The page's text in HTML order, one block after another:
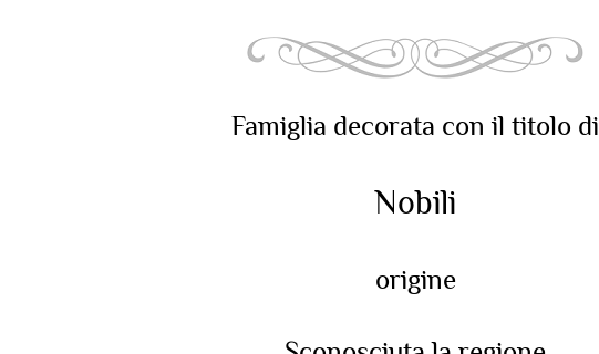
Famiglia decorata con il titolo di
Nobili
origine